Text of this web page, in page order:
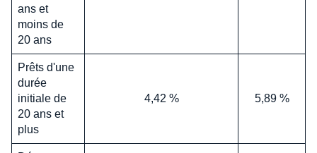
ans et
moins de
20 ans
Prêts d'une
durée
initiale de
20 ans et
plus
4,42 % 5,89 %